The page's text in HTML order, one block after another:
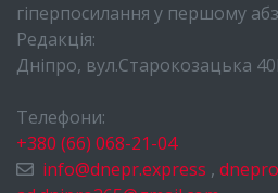
гіперпосилання у першому
Редакція:
Дніпро, вул.Старокозацька
Телефони:
+380 (66) 068-21-04
info@dnepr.express ,